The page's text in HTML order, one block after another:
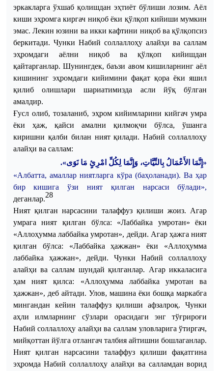
эркакларга ўхшаб қолишдан эҳтиёт бўлиши лозим. Аёл
киши эҳромга киргач ниқоб ёки қўлқоп кийиши мумкин
эмас. Лекин юзини ва икки кафтини ниқоб ва қўлқопсиз
беркитади. Чунки Набий соллаллоҳу алайҳи ва саллам
эҳромдаги
аёлни ниқоб ва қўлқоп
кийишдан
қайтарганлар. Шунингдек,баъзи авом кишиларнинг аёл
кишининг эҳромдаги кийимини фақат қора ёки яшил
қилиб
олишлари шариатимизда асли йўқ
бўлган
амалдир.
Ғусл олиб, тозаланиб,эҳром кийимларини кийгач умра
ёки
ҳаж, қайси амални қилмоқчи бўлса,ўшанга
киришни қалби билан ният қилади.Набий соллаллоҳу
алайҳи ва саллам:
«إِنَّمَا الأَعْمَالُ بِالنِّيَّاتِ، وَإِنَّمَا لِكُلِّ امْرِئٍ مَا نَوَى».
«Албатта, амаллар ниятларга кўра (баҳоланади). Ва ҳар
бир кишига ўзи ният қилган нарсаси бўлади»,
деганлар.28
Ният қилган нарсасини талаффуз қилиши жоиз. Агар
умрага ният қилган бўлса: «Лаббайка умротан» ёки
«Аллоҳумма лаббайка умротан», дейди. Агар ҳажга ният
қилган бўлса: «Лаббайка ҳажжан» ёки «Аллоҳумма
лаббайка ҳажжан», дейди. Чунки Набий соллаллоҳу
алайҳи ва саллам шундай қилганлар. Агар иккаласига
ҳам ният қилса: «Аллоҳумма лаббайка умротан ва
ҳажжан», деб айтади. Улов, машина ёки бошқа маркабга
мингандан кейин талаффуз қилиши афзалроқ. Чунки
аҳли илмларнинг сўзлари орасидаги энг тўғрироғи
Набий соллаллоҳу алайҳи ва саллам уловларига ўтиргач,
мийқоттан йўлга отлангач талбия айтишни бошлаганлар.
Ният қилган нарсасини талаффуз қилиши фақатгина
эҳромда Набий соллаллоҳу алайҳи ва салламдан ворид